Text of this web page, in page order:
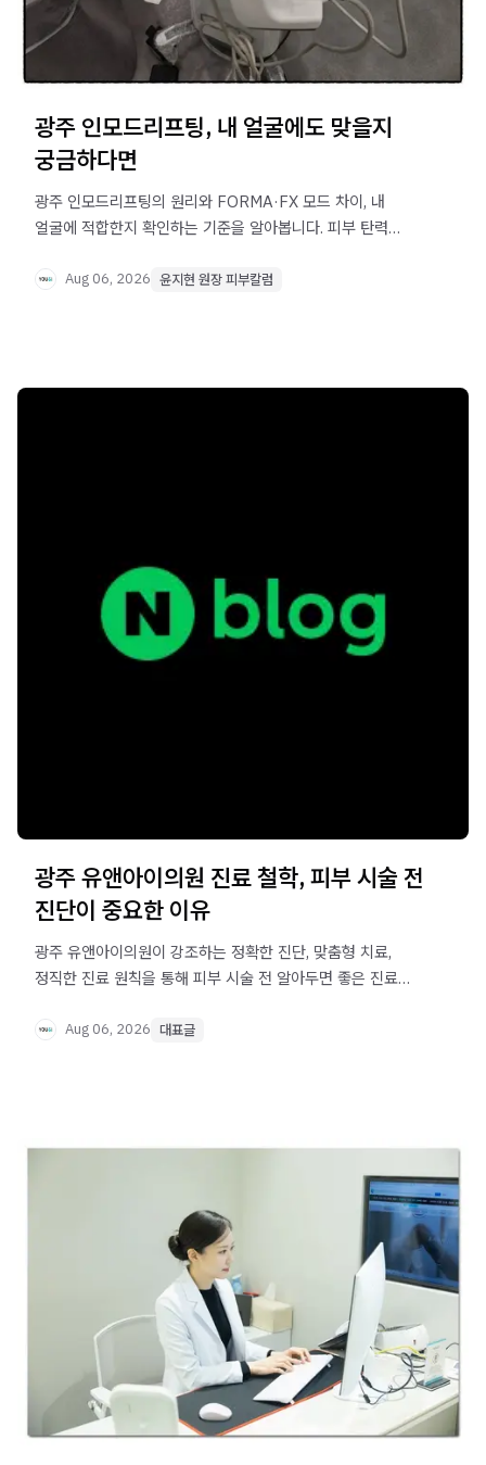
광주 인모드리프팅, 내 얼굴에도 맞을지
궁금하다면
광주 인모드리프팅의 원리와 FORMA·FX 모드 차이, 내
얼굴에 적합한지 확인하는 기준을 알아봅니다. 피부 탄력
Aug 06, 2026 윤지현 원장 피부칼럼
광주 유앤아이의원 진료 철학, 피부 시술 전
진단이 중요한 이유
광주 유앤아이의원이 강조하는 정확한 진단, 맞춤형 치료,
정직한 진료 원칙을 통해 피부 시술 전 알아두면 좋은 진료
Aug 06, 2026 대표글